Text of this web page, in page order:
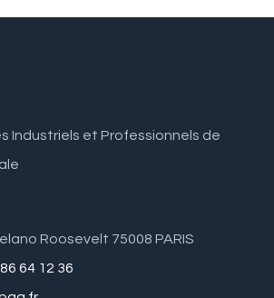
Industriels et Professionnels de
Roosevelt 75008 PARIS
64 12 36